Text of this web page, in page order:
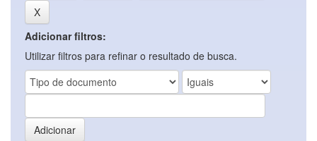
Adicionar filtros:
Utilizar filtros para refinar o resultado de busca.